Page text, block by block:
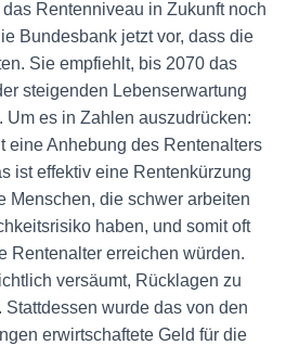
Rentenniveau in Zukunft noch
Bundesbank jetzt vor, dass die
Sie empfiehlt, bis 2070 das
steigenden Lebenserwartung
Um es in Zahlen auszudrücken:
eine Anhebung des Rentenalters
ist effektiv eine Rentenkürzung
Menschen, die schwer arbeiten
haben, und somit oft
Rentenalter erreichen würden.
versäumt, Rücklagen zu
wurde das von den
erwirtschaftete Geld für die